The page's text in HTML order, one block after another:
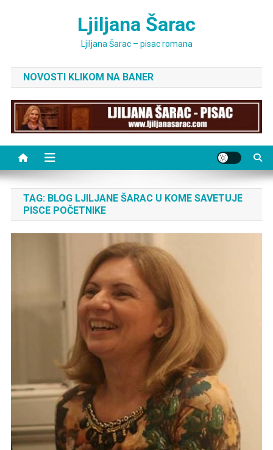
Ljiljana Šarac
Ljiljana Šarac – pisac romana
NOVOSTI KLIKOM NA BANER
TAG: BLOG LJILJANE ŠARAC U KOME SAVETUJE
PISCE POČETNIKE